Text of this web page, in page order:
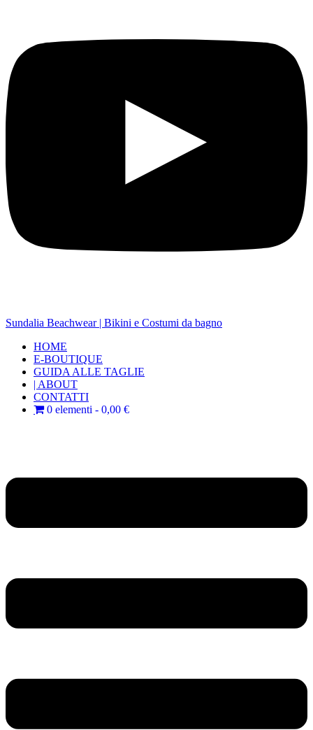
Sundalia Beachwear | Bikini e Costumi da bagno
HOME
E-BOUTIQUE
GUIDA ALLE TAGLIE
| ABOUT
CONTATTI
0 elementi
0,00 €